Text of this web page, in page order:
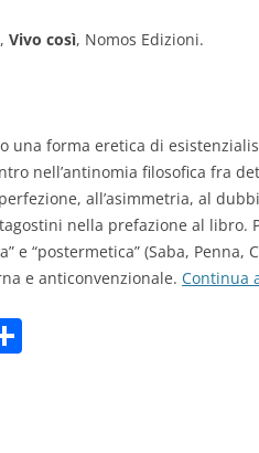
MONICA
ROBERTO
STEFANIE
Vivo così, Nomos Edizioni.
una forma eretica di
nell’antinomia filosofica fra
all’asimmetria, al
nella prefazione al libro.
e “postermetica” (Saba, Penna,
e anticonvenzionale. Continua